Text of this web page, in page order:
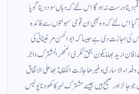
درست نہ ہو گا اس لئے کہ وہاں سود دینا گویا
اس لئے کہ وہ بھی ان قومی سہولتوں سے فائدہ
کی اجازت دی ہے جیسا کہ ابوالحسن مرغینانی کی
اريد بها ما يكون بحق ككرى النهر المشترك واجر
الاسارى وغيرها جازت الكفالة بها على الاتفاق
اور صحیح ہیں جیسے مشترک نہر کا کھودنا پولیس